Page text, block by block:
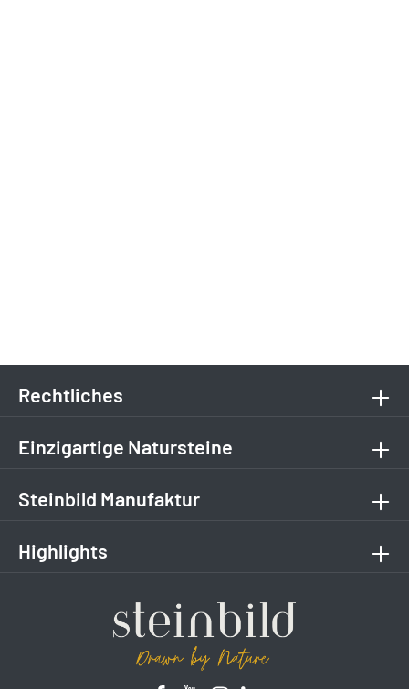
Rechtliches
Einzigartige Natursteine
Steinbild Manufaktur
Highlights